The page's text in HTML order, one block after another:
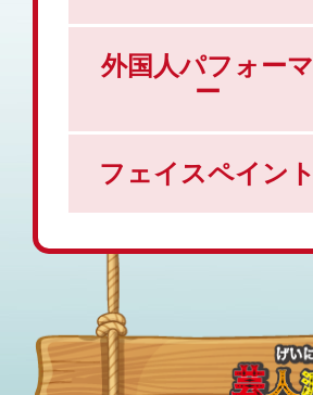
外国人パフォーマ
ー
フェイスペイント